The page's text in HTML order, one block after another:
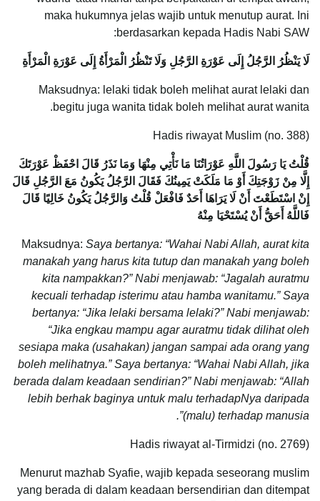
maka hukumnya jelas wajib untuk menutup aurat. Ini
berdasarkan kepada Hadis Nabi SAW:
لَا يَنْظُرُ الرَّجُلُ إِلَى عَوْرَةِ الرَّجُلِ وَلَا تَنْظُرُ الْمَرْأَةُ إِلَى عَوْرَةِ الْمَرْأَةِ
Maksudnya: lelaki tidak boleh melihat aurat lelaki dan
begitu juga wanita tidak boleh melihat aurat wanita.
Hadis riwayat Muslim (no. 388)
قُلْتُ يَا رَسُولَ اللَّهِ عَوْرَاتُنَا مَا نَأْتِي مِنْهَا وَمَا نَذَرُ قَالَ احْفَظْ عَوْرَتَكَ
إِلَّا مِنْ زَوْجَتِكَ أَوْ مَا مَلَكَتْ يَمِينُكَ فَقَالَ الرَّجُلُ يَكُونُ مَعَ الرَّجُلِ قَالَ
إِنْ اسْتَطَعْتَ أَنْ لَا يَرَاهَا أَحَدٌ فَافْعَلْ قُلْتُ وَالرَّجُلُ يَكُونُ خَالِيًا قَالَ
فَاللَّهُ أَحَقُّ أَنْ يُسْتَحْيَا مِنْهُ
Maksudnya: Saya bertanya: “Wahai Nabi Allah, aurat kita
manakah yang harus kita tutup dan manakah yang boleh
kita nampakkan?” Nabi menjawab: “Jagalah auratmu
kecuali terhadap isterimu atau hamba wanitamu.” Saya
bertanya: “Jika lelaki bersama lelaki?” Nabi menjawab:
“Jika engkau mampu agar auratmu tidak dilihat oleh
sesiapa maka (usahakan) jangan sampai ada orang yang
boleh melihatnya.” Saya bertanya: “Wahai Nabi Allah, jika
berada dalam keadaan sendirian?” Nabi menjawab: “Allah
lebih berhak baginya untuk malu terhadapNya daripada
(malu) terhadap manusia”.
Hadis riwayat al-Tirmidzi (no. 2769)
Menurut mazhab Syafie, wajib kepada seseorang muslim
yang berada di dalam keadaan bersendirian dan ditempat